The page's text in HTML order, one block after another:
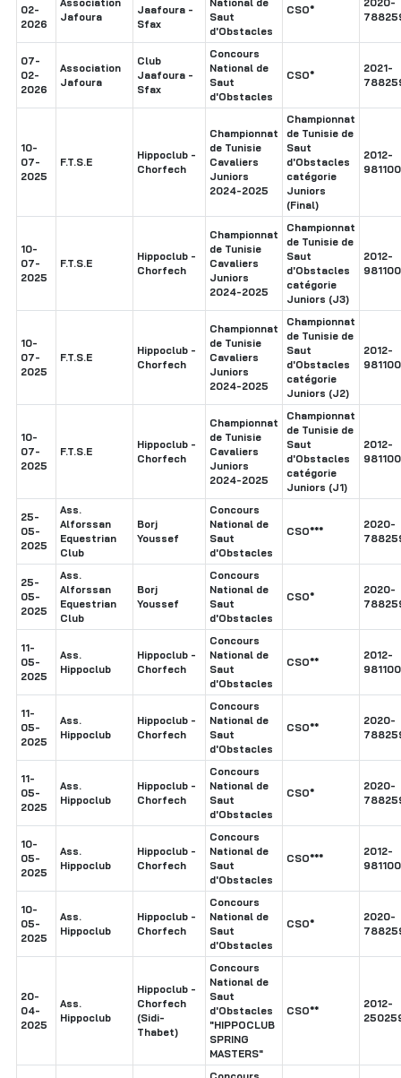
02-
2026
Jafoura
Jaafoura -
Sfax
Saut
d'Obstacles
CSO*
07-
02-
2026
Association
Jafoura
Club
Jaafoura -
Sfax
Concours
National de
Saut
d'Obstacles
CSO*
2021-
10-
07-
2025
F.T.S.E
Hippoclub -
Chorfech
Championnat
de Tunisie
Cavaliers
Juniors
2024-2025
Championnat
de Tunisie de
Saut
d'Obstacles
catégorie
Juniors
(Final)
2012-
10-
07-
2025
F.T.S.E
Hippoclub -
Chorfech
Championnat
de Tunisie
Cavaliers
Juniors
2024-2025
Championnat
de Tunisie de
Saut
d'Obstacles
catégorie
Juniors (J3)
2012-
10-
07-
2025
F.T.S.E
Hippoclub -
Chorfech
Championnat
de Tunisie
Cavaliers
Juniors
2024-2025
Championnat
de Tunisie de
Saut
d'Obstacles
catégorie
Juniors (J2)
2012-
10-
07-
2025
F.T.S.E
Hippoclub -
Chorfech
Championnat
de Tunisie
Cavaliers
Juniors
2024-2025
Championnat
de Tunisie de
Saut
d'Obstacles
catégorie
Juniors (J1)
2012-
25-
05-
2025
Ass.
Alforssan
Equestrian
Club
Borj
Youssef
Concours
National de
Saut
d'Obstacles
CSO***
2020-
25-
05-
2025
Ass.
Alforssan
Equestrian
Club
Borj
Youssef
Concours
National de
Saut
d'Obstacles
CSO*
2020-
11-
05-
2025
Ass.
Hippoclub
Hippoclub -
Chorfech
Concours
National de
Saut
d'Obstacles
CSO**
2012-
11-
05-
2025
Ass.
Hippoclub
Hippoclub -
Chorfech
Concours
National de
Saut
d'Obstacles
CSO**
2020-
11-
05-
2025
Ass.
Hippoclub
Hippoclub -
Chorfech
Concours
National de
Saut
d'Obstacles
CSO*
2020-
10-
05-
2025
Ass.
Hippoclub
Hippoclub -
Chorfech
Concours
National de
Saut
d'Obstacles
CSO***
2012-
10-
05-
2025
Ass.
Hippoclub
Hippoclub -
Chorfech
Concours
National de
Saut
d'Obstacles
CSO*
2020-
20-
04-
2025
Ass.
Hippoclub
Hippoclub -
Chorfech
(Sidi-
Thabet)
Concours
National de
Saut
d'Obstacles
"HIPPOCLUB
SPRING
MASTERS"
CSO**
2012-